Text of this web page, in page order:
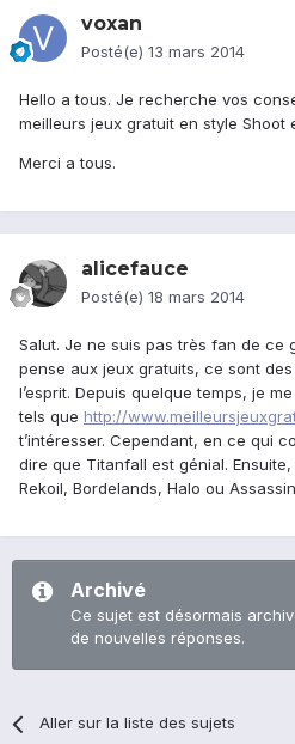
voxan
Posté(e) 13 mars 2014
Hello a tous. Je recherche vos
meilleurs jeux gratuit en style Shoot
Merci a tous.
alicefauce
Posté(e) 18 mars 2014
Salut. Je ne suis pas très fan de ce
pense aux jeux gratuits, ce sont
l’esprit. Depuis quelque temps, je
tels que http://
t’intéresser. Cependant, en ce qui
dire que Titanfall est génial.
Rekoil, Bordelands, Halo ou
Archivé
Ce sujet est désormais
de nouvelles réponses.
Aller sur la liste des sujets